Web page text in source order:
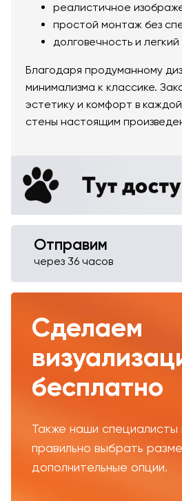
реалистичное
простой монтаж без
долговечность и легкий
Благодаря продуманному
минимализма к классике.
эстетику и комфорт в
стены настоящим
Отправим
через 36 часов
Сделаем
бесплатно
Также наши специалисты
правильно выбрать
дополнительные опции.